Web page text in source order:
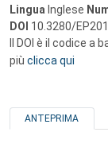
Lingua Inglese
DOI 10.3280/
Il DOI è il codice
più clicca qui
ANTEPRIMA